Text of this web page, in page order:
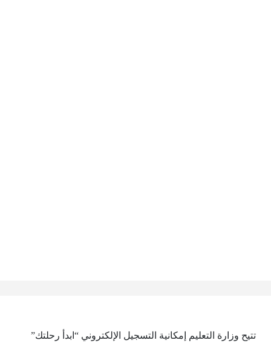
تتيح وزارة التعليم إمكانية التسجيل الإلكتروني “ابدأ رحلتك”